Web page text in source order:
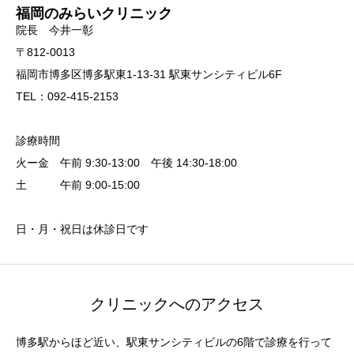
福岡のみらいクリニック
院長 今井一彰
〒812-0013
福岡市博多区博多駅東1-13-31 駅東サンシティビル6F
TEL：092-415-2153
診療時間
火ー金 午前 9:30-13:00 午後 14:30-18:00
土 午前 9:00-15:00
日・月・祝日は休診日です
クリニックへのアクセス
博多駅からほど近い、駅東サンシティビルの6階で診療を行って